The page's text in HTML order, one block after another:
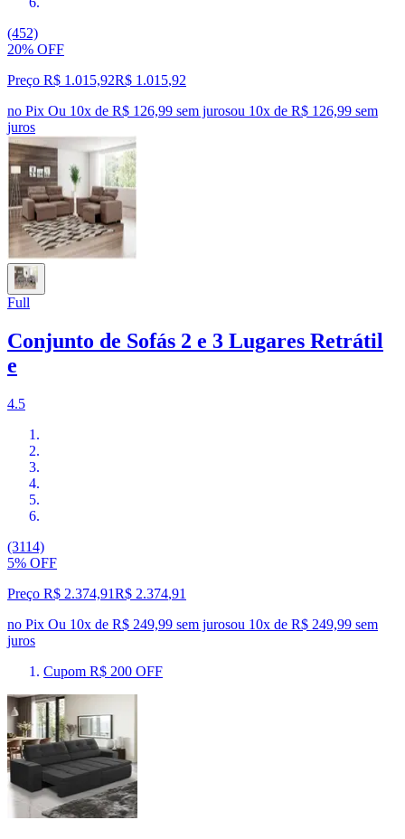
(452)
20% OFF
Preço R$ 1.015,92R$ 1.015,92
no Pix Ou 10x de R$ 126,99 sem jurosou 10x de R$ 126,99 sem
juros
Full
Conjunto de Sofás 2 e 3 Lugares Retrátil
e
4.5
(3114)
5% OFF
Preço R$ 2.374,91R$ 2.374,91
no Pix Ou 10x de R$ 249,99 sem jurosou 10x de R$ 249,99 sem
juros
Cupom R$ 200 OFF